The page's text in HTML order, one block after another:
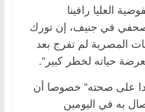
العليا رافينا
في جنيف، إن تورك
المصرية لم تفرج بعد
حياته لخطر كبير”.
على صحته” خصوصا أن
به في اليومين